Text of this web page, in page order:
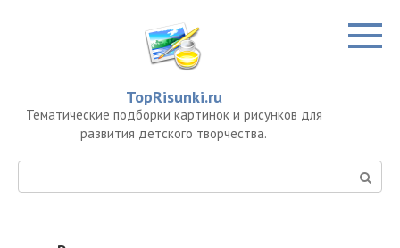
TopRisunki.ru
Тематические подборки картинок и рисунков для
развития детского творчества.